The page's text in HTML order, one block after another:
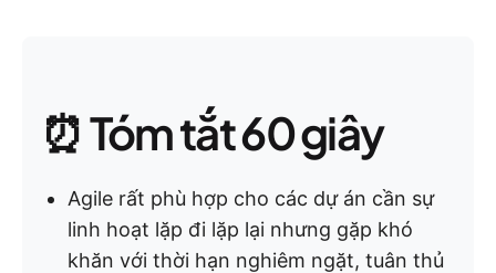
⏰ Tóm tắt 60 giây
Agile rất phù hợp cho các dự án cần sự
linh hoạt lặp đi lặp lại nhưng gặp khó
khăn với thời hạn nghiêm ngặt, tuân thủ